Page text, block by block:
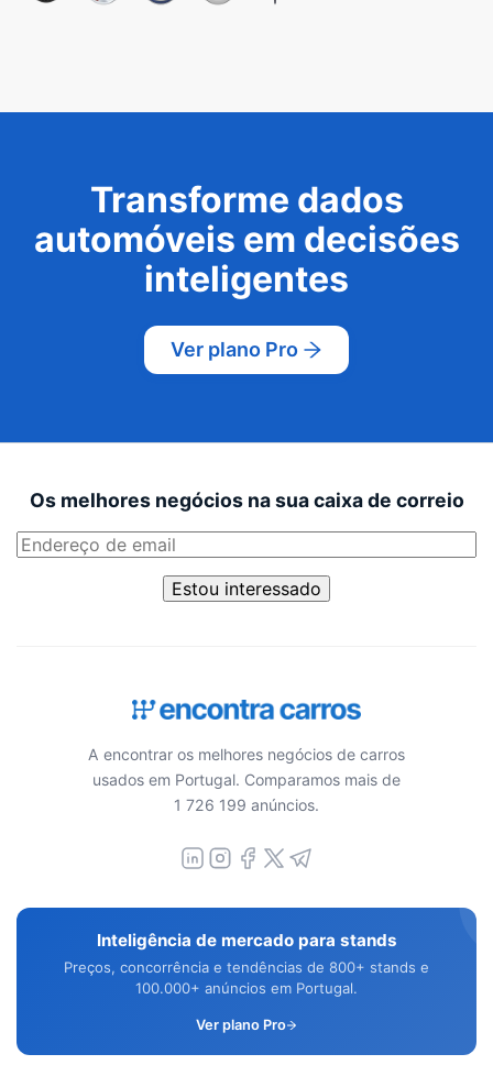
Transforme dados
automóveis em decisões
inteligentes
Ver plano Pro
Os melhores negócios na sua caixa de correio
Estou interessado
A encontrar os melhores negócios de carros
usados em Portugal. Comparamos mais de
1 726 199 anúncios.
Inteligência de mercado para stands
Preços, concorrência e tendências de 800+ stands e
100.000+ anúncios em Portugal.
Ver plano Pro